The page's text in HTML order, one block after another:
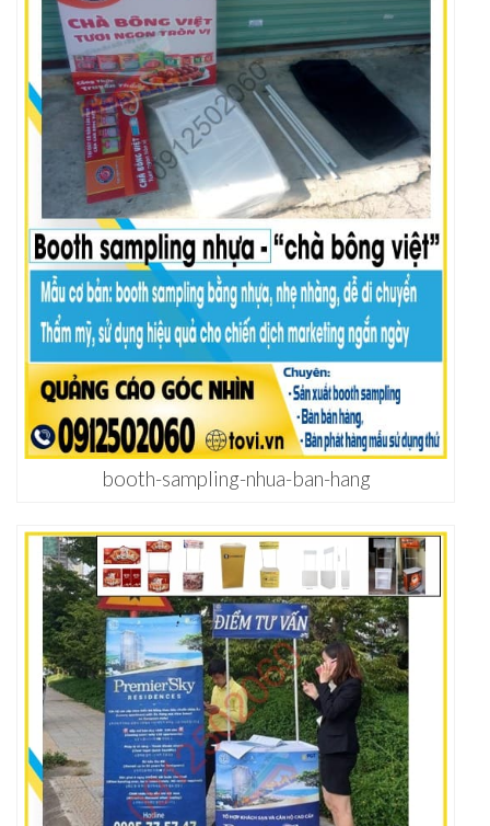
booth-sampling-nhua-ban-hang